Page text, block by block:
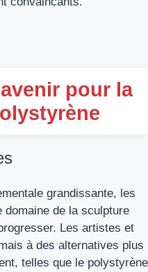
pour la
grandissante, les
domaine de la sculpture
Les artistes et
à des alternatives plus
telles que le polystyrène